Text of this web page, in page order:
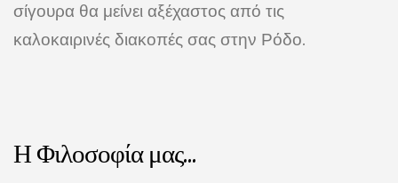
σίγουρα θα μείνει αξέχαστος από τις
καλοκαιρινές διακοπές σας στην Ρόδο.
Η Φιλοσοφία μας...